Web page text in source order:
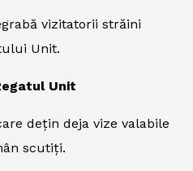
vizitatorii străini
Unit.
Unit
dețin deja vize valabile
scutiți.